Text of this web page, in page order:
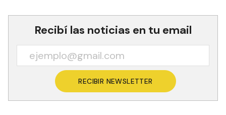
Recibí las noticias en tu email
RECIBIR NEWSLETTER